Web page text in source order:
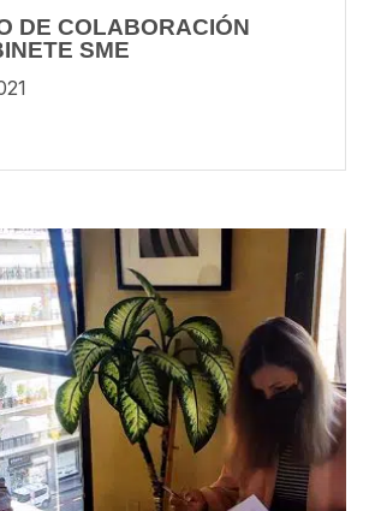
DE COLABORACIÓN
SME